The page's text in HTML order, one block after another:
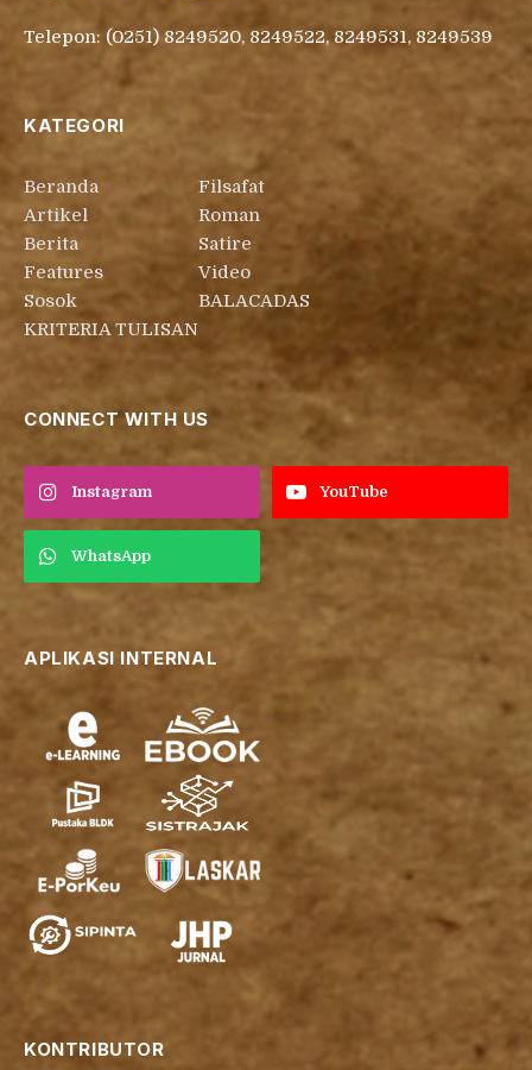
Telepon: (0251) 8249520, 8249522, 8249531, 8249539
KATEGORI
Beranda
Artikel
Berita
Features
Sosok
KRITERIA TULISAN
Filsafat
Roman
Satire
Video
BALACADAS
CONNECT WITH US
Instagram YouTube
WhatsApp
APLIKASI INTERNAL
KONTRIBUTOR